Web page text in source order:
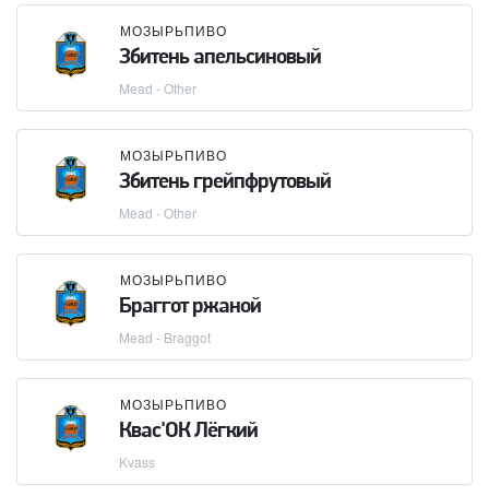
МОЗЫРЬПИВО
Збитень апельсиновый
Mead - Other
МОЗЫРЬПИВО
Збитень грейпфрутовый
Mead - Other
МОЗЫРЬПИВО
Браггот ржаной
Mead - Braggot
МОЗЫРЬПИВО
Квас'ОК Лёгкий
Kvass